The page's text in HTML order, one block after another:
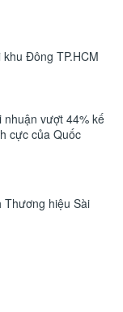
Đông TP.HCM
nhuận vượt 44% kế
cực của Quốc
Thương hiệu Sài